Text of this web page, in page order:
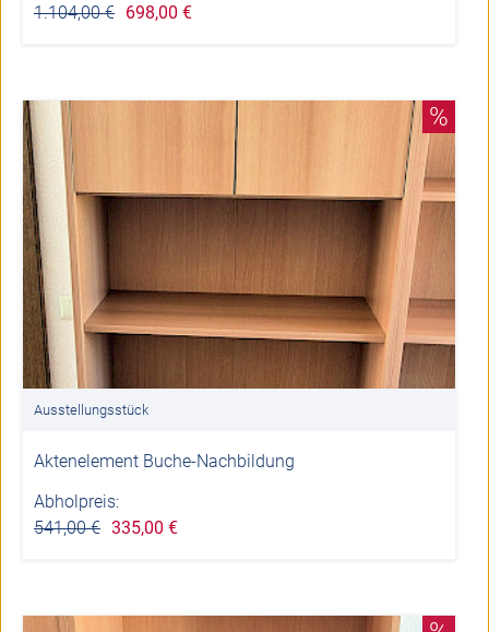
1.104,00 € 698,00 €
%
Ausstellungsstück
Aktenelement Buche-Nachbildung
Abholpreis:
541,00 € 335,00 €